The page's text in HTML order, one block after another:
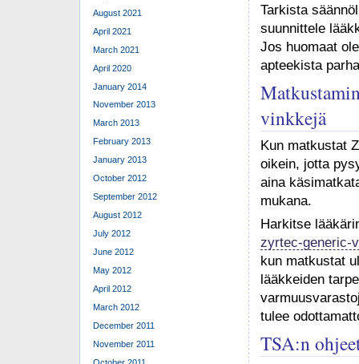
Tarkista
suunnittele
Jos huomaat
apteekista
vinkkejä
Kun matkustat
oikein, jotta
aina
mukana.
Harkitse
zyrtec-generic-
kun matkustat
lääkkeiden
tulee
TSA:n
August 2021
April 2021
March 2021
April 2020
January 2014
November 2013
March 2013
February 2013
January 2013
October 2012
September 2012
August 2012
July 2012
June 2012
May 2012
April 2012
March 2012
December 2011
November 2011
October 2011